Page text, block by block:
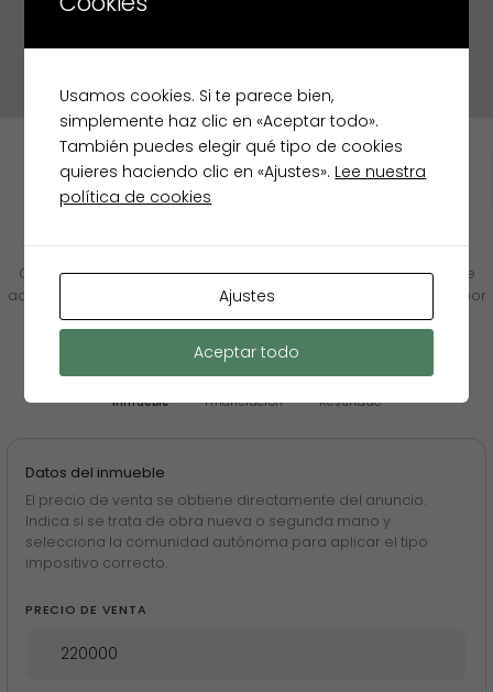
✦ LEY 10/2025 · TRANSPARENCIA INMOBILIARIA
Calculadora de gastos deCompraventa
Calcula el coste total real de adquisición de este inmueble de
acuerdo con las obligaciones de transparencia establecidas por
la Ley 10/2025.
1
Inmueble
2
Financiación
3
Resultado
Datos del inmueble
El precio de venta se obtiene directamente del anuncio.
Indica si se trata de obra nueva o segunda mano y
selecciona la comunidad autónoma para aplicar el tipo
impositivo correcto.
PRECIO DE VENTA
Usamos cookies. Si te parece bien,
simplemente haz clic en «Aceptar todo».
También puedes elegir qué tipo de cookies
quieres haciendo clic en «Ajustes». Lee nuestra
política de cookies
Ajustes
Aceptar todo